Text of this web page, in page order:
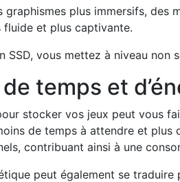
graphismes plus immersifs,
fluide et plus captivante.
SSD, vous mettez à niveau
temps et
stocker vos jeux peut vous
de temps à attendre et plus
contribuant ainsi à une
peut également se